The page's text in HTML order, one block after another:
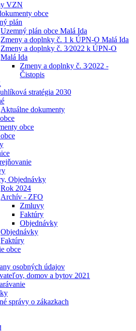
VZN
obce
plán
Uzemný plán obce Malá Ida
Zmeny a doplnky č. 1 k ÚPN-O Malá Ida
Zmeny a doplnky č. 3⁄2022 k ÚPN-O
Malá Ida
Zmeny a doplnky č. 3⁄2022 -
Čistopis
stratégia 2030
Aktuálne dokumenty
obce
Objednávky
Rok 2024
Archív - ZFO
Zmluvy
Faktúry
Objednávky
Objednávky
Faktúry
obce
osobných údajov
domov a bytov 2021
správy o zákazkach